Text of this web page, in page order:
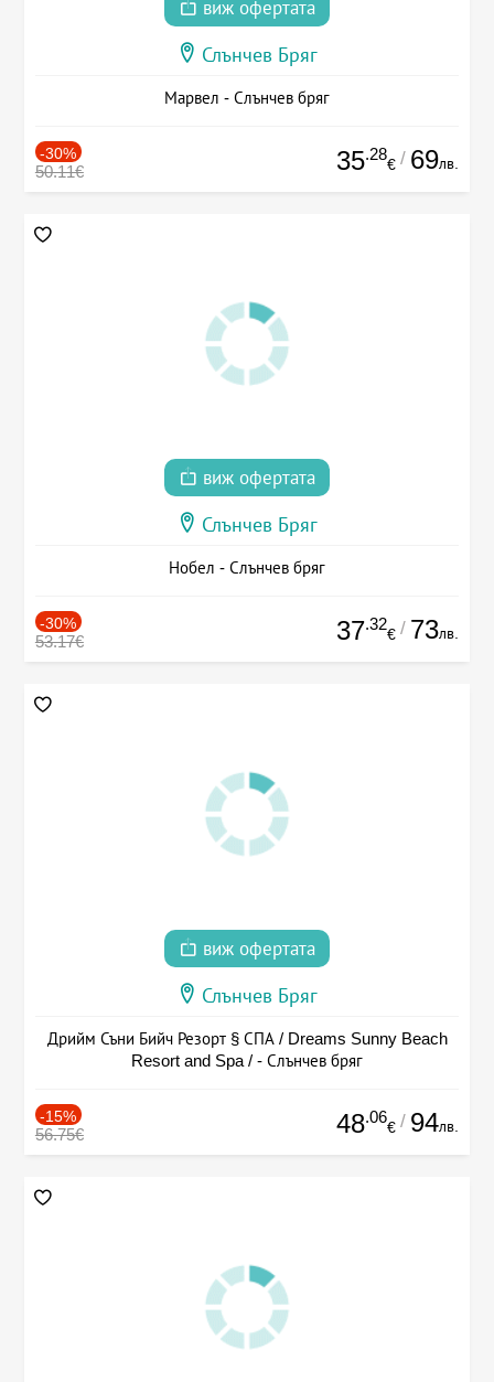
виж офертата
Слънчев Бряг
Марвел - Слънчев бряг
-30%
50.11€ 35.28
€ / 69лв.
виж офертата
Слънчев Бряг
Нобел - Слънчев бряг
-30%
53.17€ 37.32
€ / 73лв.
виж офертата
Слънчев Бряг
Дрийм Съни Бийч Резорт § СПА / Dreams Sunny Beach
Resort and Spa / - Слънчев бряг
-15%
56.75€ 48.06
€ / 94лв.